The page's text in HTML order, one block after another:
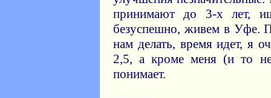
принимают до 3-х лет,
безуспешно, живем в Уфе.
нам делать, время идет, я
2,5, а кроме меня (и то
понимает.